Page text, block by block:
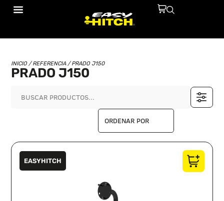
INICIO/ REFERENCIA / PRADO J150
PRADO J150
EASYHITCH